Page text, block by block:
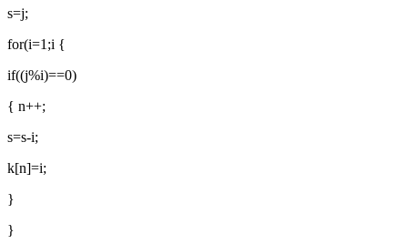
s=j;
for(i=1;i {
if((j%i)==0)
{ n++;
s=s-i;
k[n]=i;
}
}